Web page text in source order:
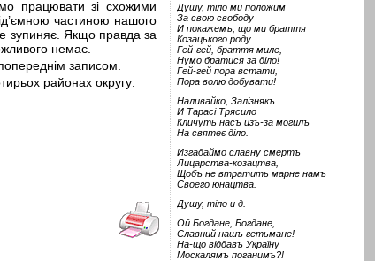
Душу, тіло ми положим
За свою свободу
И покажемъ, що ми браття
Козацького роду.
Гей-гей, браття миле,
Нумо братися за діло!
Гей-гей пора встати,
Пора волю добувати!
Наливайко, Залізнякъ
И Тарасі Трясило
Кличуть насъ изъ-за могилъ
На святеє діло.
Изгадаймо славну смертъ
Лицарства-козацтва,
Щобъ не втратить марне намъ
Своего юнацтва.
Душу, тіло и д.
Ой Богдане, Богдане,
Славний нашъ гетьмане!
На-що віддавъ Україну
Москалямъ поганимъ?!
працювати зі схожими
частиною нашого
зупиняє. Якщо правда за
немає.
записом.
районах округу: